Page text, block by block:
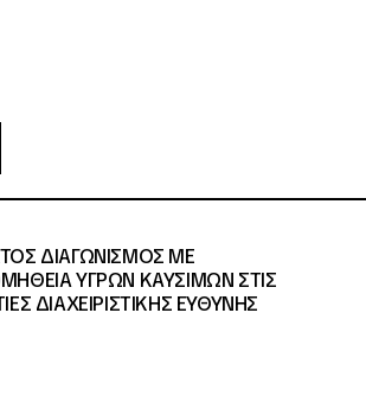
ΔΙΑΓΩΝΙΣΜΟΣ ΜΕ
ΥΓΡΩΝ ΚΑΥΣΙΜΩΝ ΣΤΙΣ
ΔΙΑΧΕΙΡΙΣΤΙΚΗΣ ΕΥΘΥΝΗΣ